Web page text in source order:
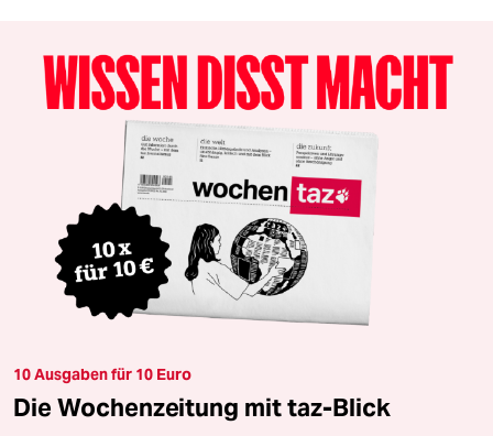
10 Ausgaben für 10 Euro
Die Wochenzeitung mit taz-Blick